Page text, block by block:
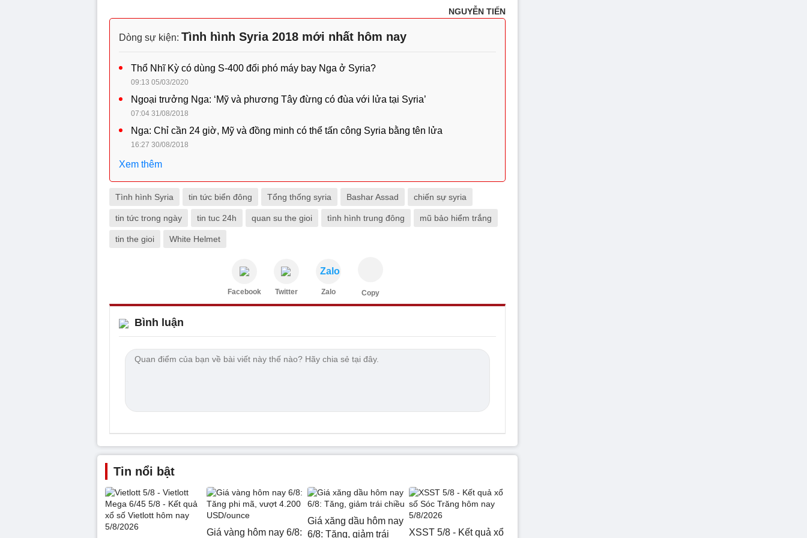
NGUYỄN TIẾN
Dòng sự kiện: Tình hình Syria 2018 mới nhất hôm nay
Thổ Nhĩ Kỳ có dùng S-400 đối phó máy bay Nga ở Syria?
09:13 05/03/2020
Ngoại trưởng Nga: ‘Mỹ và phương Tây đừng có đùa với lửa tại Syria’
07:04 31/08/2018
Nga: Chỉ cần 24 giờ, Mỹ và đồng minh có thể tấn công Syria bằng tên lửa
16:27 30/08/2018
Xem thêm
Tình hình Syria tin tức biển đông Tổng thống syria Bashar Assad chiến sự syria
tin tức trong ngày tin tuc 24h quan su the gioi tình hình trung đông mũ bảo hiểm trắng
tin the gioi White Helmet
Facebook Twitter
Zalo
Zalo Copy
Bình luận
Tin nổi bật
Giá vàng hôm nay 6/8:
Giá xăng dầu hôm nay
6/8: Tăng, giảm trái
XSST 5/8 - Kết quả xổ